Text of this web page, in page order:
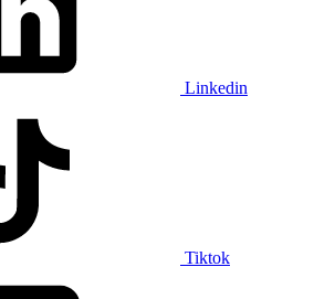
Linkedin
Tiktok